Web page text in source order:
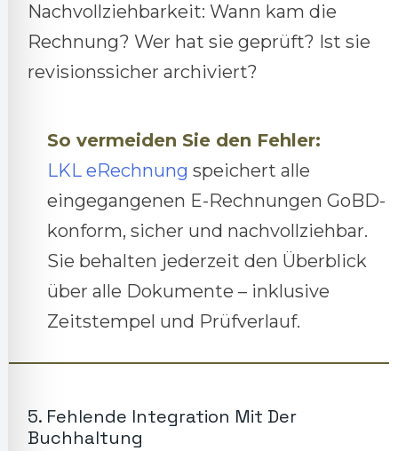
Nachvollziehbarkeit: Wann kam die
Rechnung? Wer hat sie geprüft? Ist sie
revisionssicher archiviert?
So vermeiden Sie den Fehler:
LKL eRechnung speichert alle
eingegangenen E-Rechnungen GoBD-
konform, sicher und nachvollziehbar.
Sie behalten jederzeit den Überblick
über alle Dokumente – inklusive
Zeitstempel und Prüfverlauf.
5. Fehlende Integration Mit Der
Buchhaltung